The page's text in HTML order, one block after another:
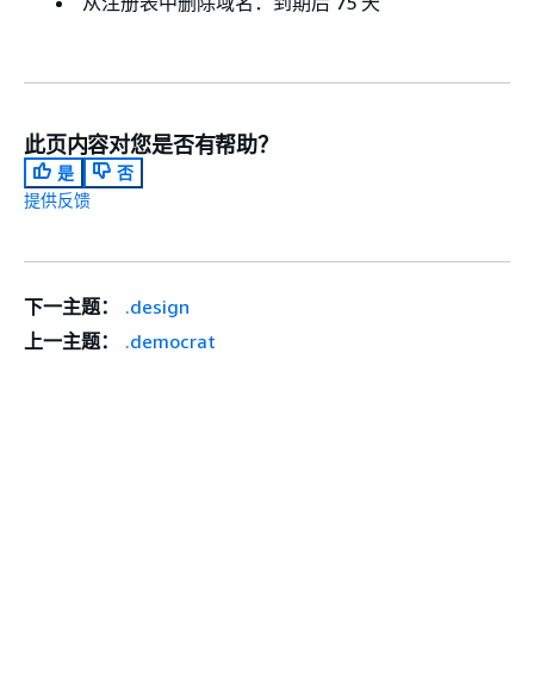
此页内容对您是否有帮助？
是
否
提供反馈
下一主题：
.design
上一主题：
.democrat